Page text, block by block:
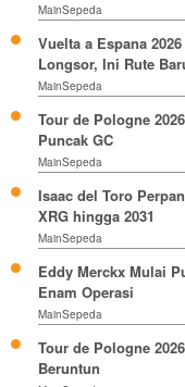
MainSepeda
Vuelta a Espana
Longsor, Ini Rute
MainSepeda
Tour de Pologne
Puncak GC
MainSepeda
Isaac del Toro
XRG hingga 2031
MainSepeda
Eddy Merckx Mulai
Enam Operasi
MainSepeda
Tour de Pologne
Beruntun